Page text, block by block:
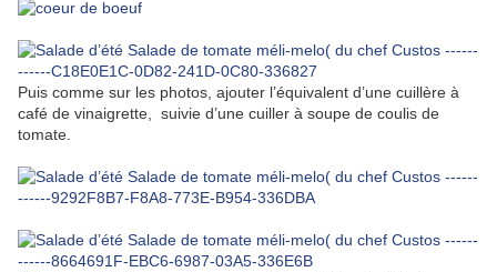
Puis comme sur les photos, ajouter l’équivalent d’une cuillère à
café de vinaigrette, suivie d’une cuiller à soupe de coulis de
tomate.